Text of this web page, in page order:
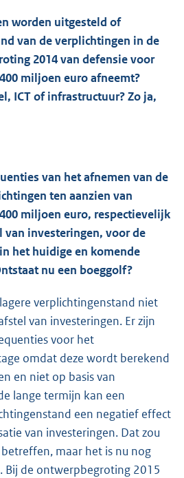
worden uitgesteld of
van de verplichtingen in de
2014 van defensie voor
miljoen euro afneemt?
ICT of infrastructuur? Zo ja,
van het afnemen van de
ten aanzien van
miljoen euro, respectievelijk
van investeringen, voor de
het huidige en komende
nu een boeggolf?
verplichtingenstand niet
van investeringen. Er zijn
voor het
omdat deze wordt berekend
en niet op basis van
lange termijn kan een
een negatief effect
van investeringen. Dat zou
maar het is nu nog
Bij de ontwerpbegroting 2015